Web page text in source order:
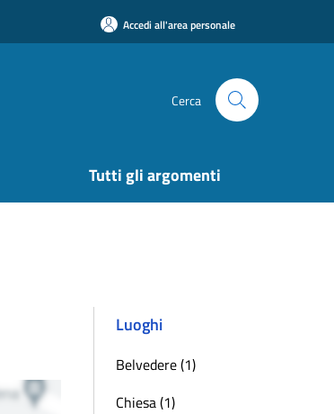
Accedi all'area personale
Cerca
Tutti gli argomenti
Luoghi
Belvedere (1)
Chiesa (1)